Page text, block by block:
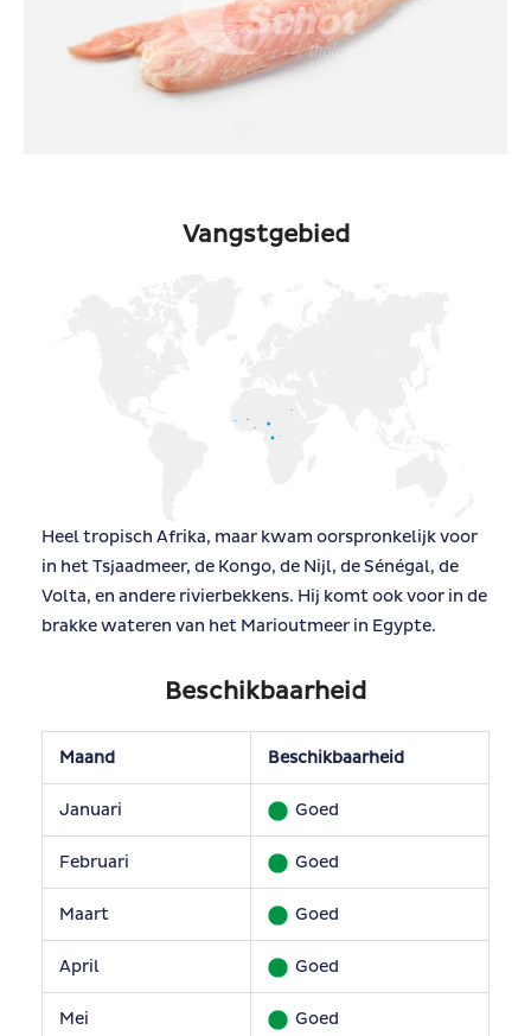
Vangstgebied
Heel tropisch Afrika, maar kwam oorspronkelijk voor
in het Tsjaadmeer, de Kongo, de Nijl, de Sénégal, de
Volta, en andere rivierbekkens. Hij komt ook voor in de
brakke wateren van het Marioutmeer in Egypte.
Beschikbaarheid
Maand Beschikbaarheid
Januari Goed
Februari Goed
Maart Goed
April Goed
Mei Goed